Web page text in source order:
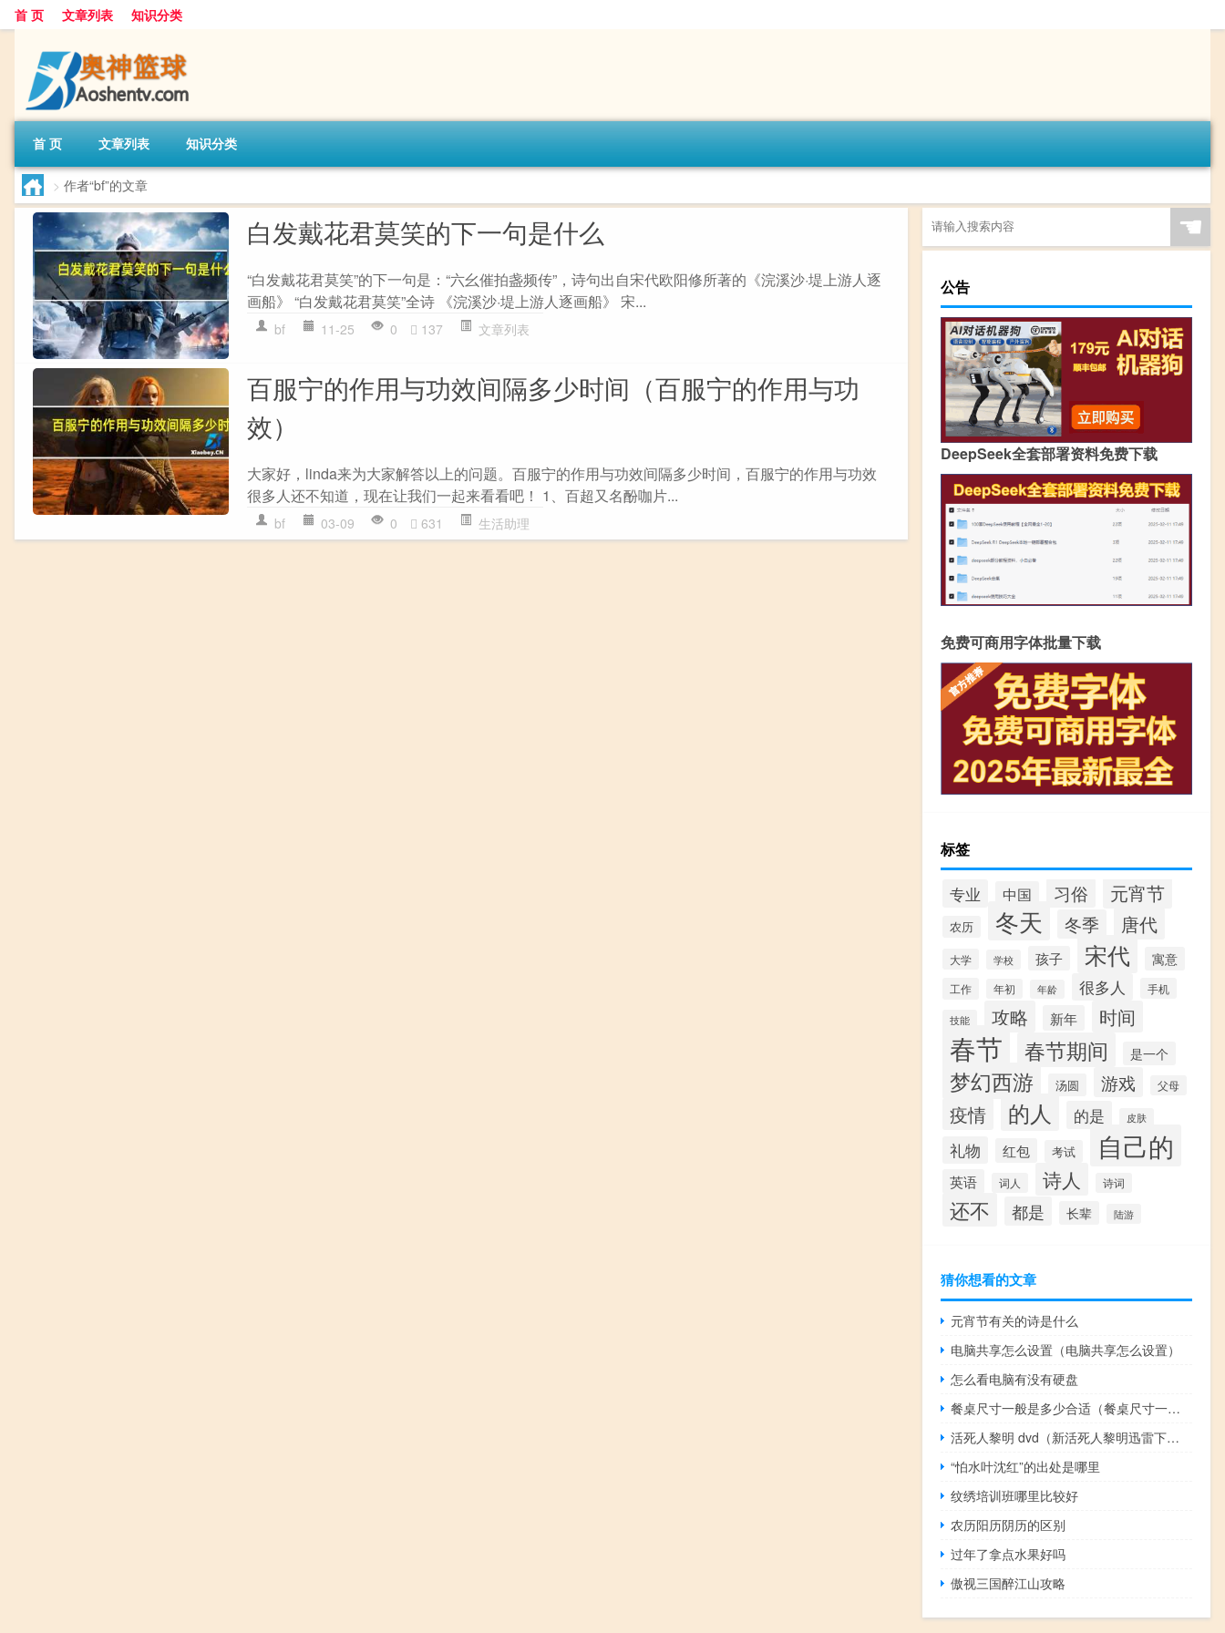
首 页 文章列表 知识分类
首 页 文章列表 知识分类
> 作者“bf”的文章
白发戴花君莫笑的下一句是什么
“白发戴花君莫笑”的下一句是：“六幺催拍盏频传”，诗句出自宋代欧阳修所著的《浣溪沙·堤上游人逐
画船》 “白发戴花君莫笑”全诗 《浣溪沙·堤上游人逐画船》 宋...
bf 11-25 0 137 文章列表
百服宁的作用与功效间隔多少时间（百服宁的作用与功
效）
大家好，linda来为大家解答以上的问题。百服宁的作用与功效间隔多少时间，百服宁的作用与功效
很多人还不知道，现在让我们一起来看看吧！ 1、百超又名酚咖片...
bf 03-09 0 631 生活助理
☚
公告
DeepSeek全套部署资料免费下载
免费可商用字体批量下载
标签
专业 中国 习俗 元宵节
农历 冬天 冬季 唐代
大学 学校 孩子 宋代 寓意
工作 年初 年龄 很多人 手机
技能 攻略 新年 时间
春节 春节期间 是一个
梦幻西游 汤圆 游戏 父母
疫情 的人 的是 皮肤
礼物 红包 考试 自己的
英语 词人 诗人 诗词
还不 都是 长辈 陆游
猜你想看的文章
元宵节有关的诗是什么
电脑共享怎么设置（电脑共享怎么设置）
怎么看电脑有没有硬盘
餐桌尺寸一般是多少合适（餐桌尺寸一般是多少）
活死人黎明 dvd（新活死人黎明迅雷下载）
“怕水叶沈红”的出处是哪里
纹绣培训班哪里比较好
农历阳历阴历的区别
过年了拿点水果好吗
傲视三国醉江山攻略